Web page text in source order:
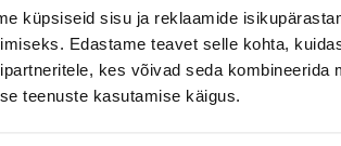
küpsiseid sisu ja reklaamide
Edastame teavet selle kohta,
kes võivad seda kombineerida
teenuste kasutamise käigus.
Ferrari